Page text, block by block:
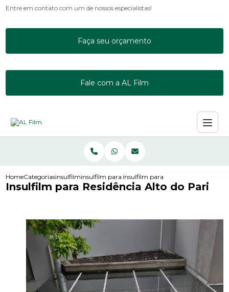
Entre em contato com um de nossos especialistas!
Faça seu orçamento
Fale com a AL Film
HomeCategoriasinsulfilminsulfilm para acrilicoinsulfilm para residencia alto do pari
Insulfilm para Residência Alto do Pari